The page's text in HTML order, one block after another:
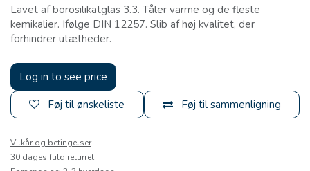
Lavet af borosilikatglas 3.3. Tåler varme og de fleste
kemikalier. Ifølge DIN 12257. Slib af høj kvalitet, der
forhindrer utætheder.
Log in to see price
Føj til sammenligning
Føj til ønskeliste
Vilkår og betingelser
30 dages fuld returret